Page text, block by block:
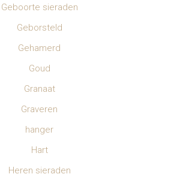
Geboorte sieraden
Geborsteld
Gehamerd
Goud
Granaat
Graveren
hanger
Hart
Heren sieraden